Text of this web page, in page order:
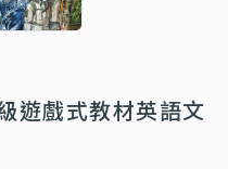
遊戲式教材英語文